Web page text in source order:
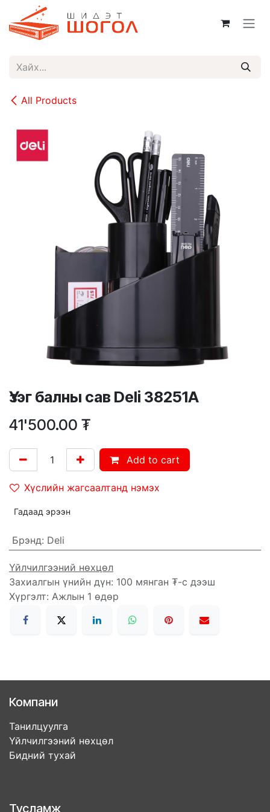
Skip to Content
All Products
Үзэг балны сав Deli 38251A
41'500.00 ₮
Add to cart
Хүслийн жагсаалтанд нэмэх
Гадаад эрээн
Брэнд: Deli
Үйлчилгээний нөхцөл
Захиалгын үнийн дүн: 100 мянган ₮-с дээш
Хүргэлт: Ажлын 1 өдөр
Компани
Танилцуулга
Үйлчилгээний нөхцөл
Бидний тухай
Тусламж